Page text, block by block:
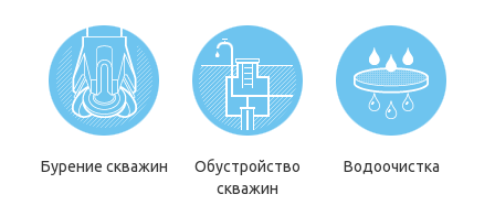
Бурение скважин
Обустройство
скважин
Водоочистка